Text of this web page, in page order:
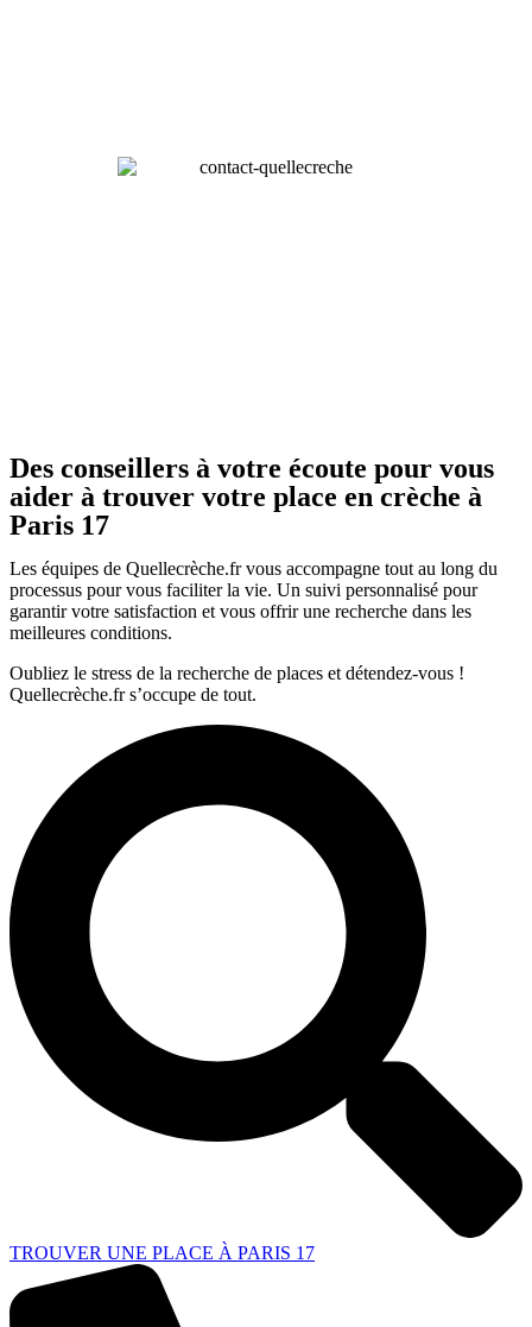
Des conseillers à votre écoute pour vous
aider à trouver votre place en crèche à
Paris 17
Les équipes de Quellecrèche.fr vous accompagne tout au long du
processus pour vous faciliter la vie. Un suivi personnalisé pour
garantir votre satisfaction et vous offrir une recherche dans les
meilleures conditions.
Oubliez le stress de la recherche de places et détendez-vous !
Quellecrèche.fr s’occupe de tout.
TROUVER UNE PLACE À PARIS 17